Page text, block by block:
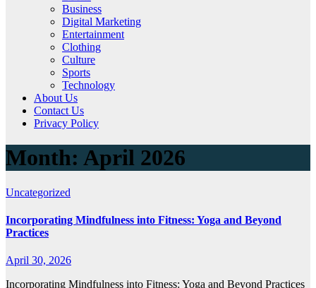
Business
Digital Marketing
Entertainment
Clothing
Culture
Sports
Technology
About Us
Contact Us
Privacy Policy
Month: April 2026
Uncategorized
Incorporating Mindfulness into Fitness: Yoga and Beyond
Practices
April 30, 2026
Incorporating Mindfulness into Fitness: Yoga and Beyond Practices